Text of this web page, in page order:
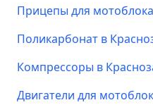
Прицепы для
Поликарбонат в
Компрессоры в
Двигатели для